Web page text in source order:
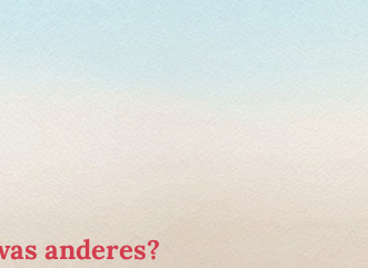
anderes?